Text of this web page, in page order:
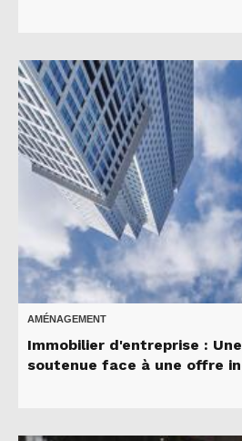
AMÉNAGEMENT
Immobilier d'entreprise :
soutenue face à une offre